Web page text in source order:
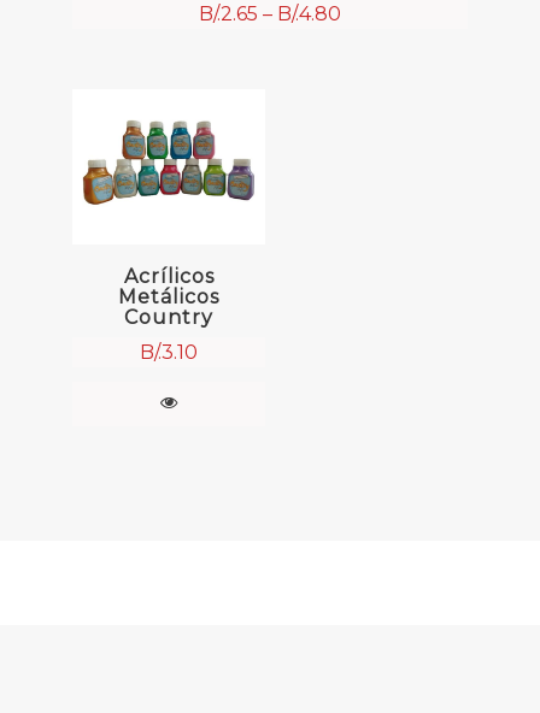
B/.2.65 – B/.4.80
Acrílicos
Metálicos
Country
B/.3.10